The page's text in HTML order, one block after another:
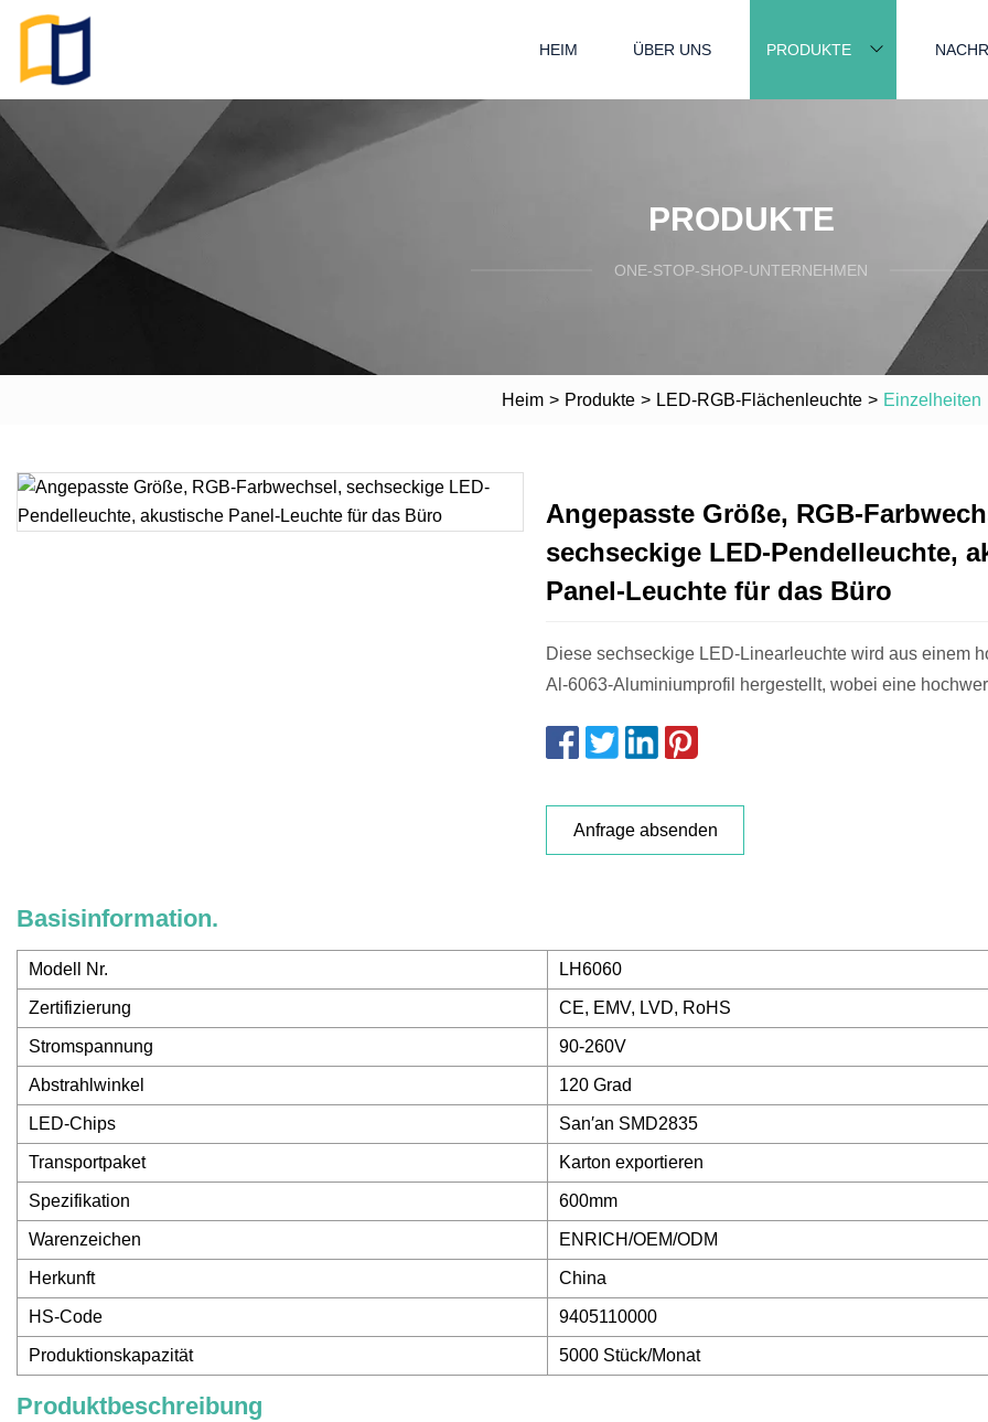
HEIM ÜBER UNS PRODUKTE
PRODUKTE
ONE-STOP-SHOP-UNTERNEHMEN
Heim > Produkte > LED-RGB-Flächenleuchte > Einzelheiten
Angepasste Größe, RGB-
sechseckige LED-Pendelleuchte,
Panel-Leuchte für das Büro
Diese sechseckige LED-Linearleuchte wird aus einem
Al-6063-Aluminiumprofil hergestellt, wobei eine
Anfrage absenden
Basisinformation.
Modell Nr. LH6060
Zertifizierung CE, EMV, LVD, RoHS
Stromspannung 90-260V
Abstrahlwinkel 120 Grad
LED-Chips San′an SMD2835
Transportpaket Karton exportieren
Spezifikation 600mm
Warenzeichen ENRICH/OEM/ODM
Herkunft China
HS-Code 9405110000
Produktionskapazität 5000 Stück/Monat
Produktbeschreibung